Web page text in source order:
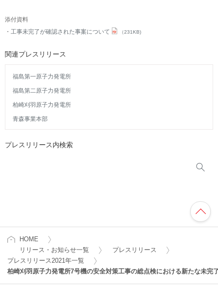
添付資料
工事未完了が確認された事案について
（231KB)
関連プレスリリース
福島第一原子力発電所
福島第二原子力発電所
柏崎刈羽原子力発電所
青森事業本部
プレスリリース内検索
HOME
リリース・お知らせ一覧
プレスリリース
プレスリリース2021年一覧
柏崎刈羽原子力発電所7号機の安全対策工事の総点検における新たな未完